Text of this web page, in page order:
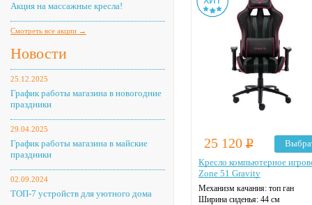
Акция на массажные кресла!
Смотреть все акции →
Новости
25.12.2025
График работы магазина в новогодние
праздники
29.04.2025
График работы магазина в майские
праздники
02.09.2024
ТОП-7 устройств для уютного дома
Цвет: на выбор
25 120 Р
Кресло компьютерное
Zone 51 Gravity
Механизм качания: топ ган
Ширина сиденья: 44 см